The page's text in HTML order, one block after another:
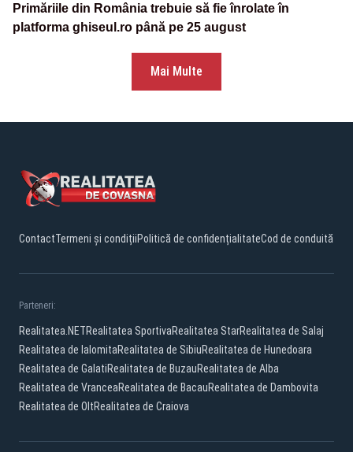
Primăriile din România trebuie să fie înrolate în
platforma ghiseul.ro până pe 25 august
Mai Multe
ContactTermeni și condițiiPolitică de confidențialitateCod de conduită
Parteneri:
Realitatea.NETRealitatea SportivaRealitatea StarRealitatea de Salaj
Realitatea de IalomitaRealitatea de SibiuRealitatea de Hunedoara
Realitatea de GalatiRealitatea de BuzauRealitatea de Alba
Realitatea de VranceaRealitatea de BacauRealitatea de Dambovita
Realitatea de OltRealitatea de Craiova